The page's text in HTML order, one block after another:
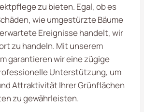
zu bieten. Egal, ob es
wie umgestürzte Bäume
Ereignisse handelt, wir
zu handeln. Mit unserem
garantieren wir eine zügige
Unterstützung, um
Attraktivität Ihrer Grünflächen
zu gewährleisten.